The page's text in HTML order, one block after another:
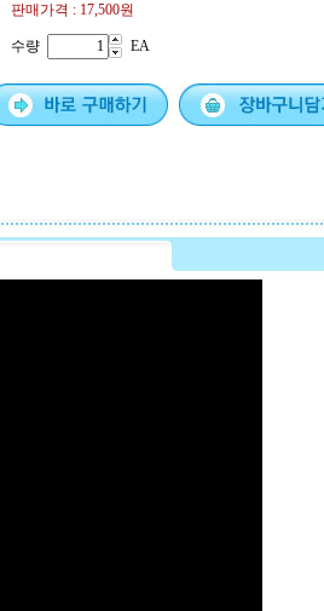
판매가격 : 17,500원
수량 EA